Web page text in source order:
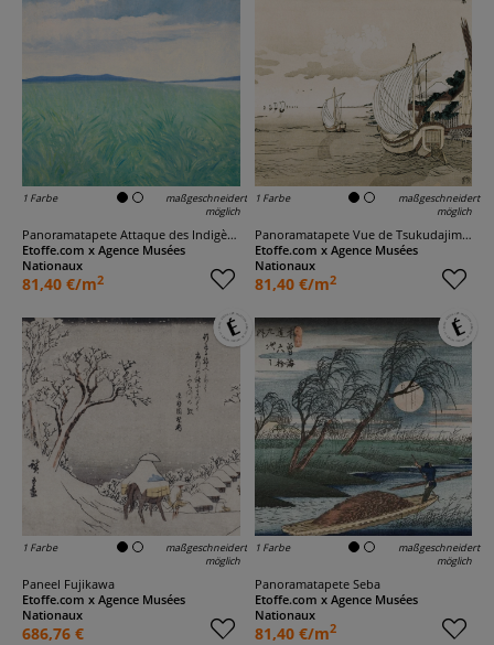
1 Farbe
maßgeschneidert
möglich
Panoramatapete Attaque des Indigènes
Etoffe.com x Agence Musées
Nationaux
81,40 €/m2
1 Farbe
maßgeschneidert
möglich
Panoramatapete Vue de Tsukudajima à Edo
Etoffe.com x Agence Musées
Nationaux
81,40 €/m2
1 Farbe
maßgeschneidert
möglich
Paneel Fujikawa
Etoffe.com x Agence Musées
Nationaux
686,76 €
1 Farbe
maßgeschneidert
möglich
Panoramatapete Seba
Etoffe.com x Agence Musées
Nationaux
81,40 €/m2